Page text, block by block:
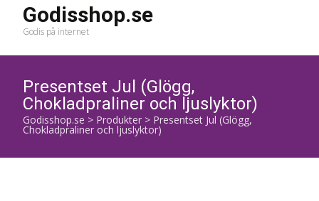
Godisshop.se
Godis på internet
Presentset Jul (Glögg,
Chokladpraliner och ljuslyktor)
Godisshop.se > Produkter > Presentset Jul (Glögg,
Chokladpraliner och ljuslyktor)